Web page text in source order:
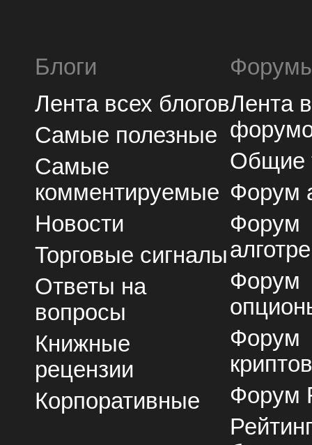
Блоги
Лента всех блогов
Самые полезные
Самые
комментируемые
Новости
Торговые сигналы
Ответы на
вопросы
Книжные
рецензии
Корпоративные
Лента
Общие
Форум
Форум
Форум
Форум
Форум